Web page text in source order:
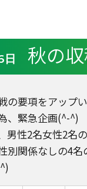
日 秋の
の要項をアップ
、緊急企画(^-^)
性2名女性2名
関係なしの4名